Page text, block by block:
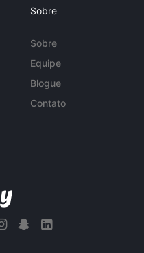
Sobre
Sobre
Equipe
Blogue
Contato